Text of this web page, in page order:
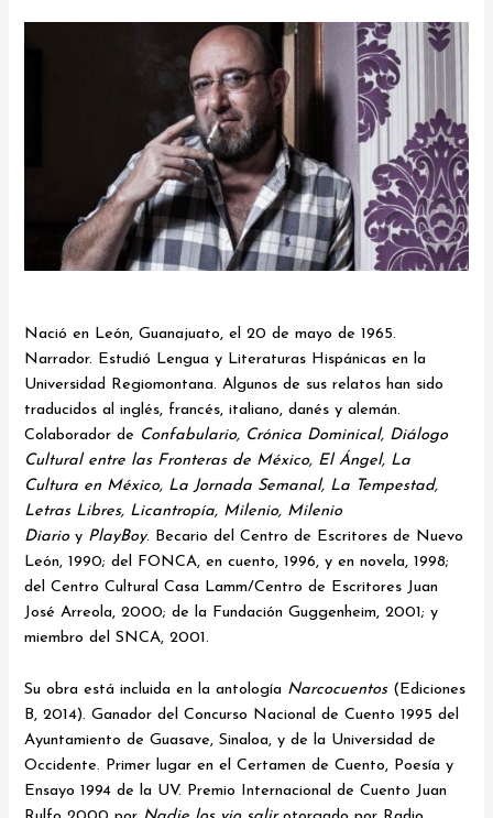
Nació en León, Guanajuato, el 20 de mayo de 1965.
Narrador. Estudió Lengua y Literaturas Hispánicas en la
Universidad Regiomontana. Algunos de sus relatos han sido
traducidos al inglés, francés, italiano, danés y alemán.
Colaborador de Confabulario, Crónica Dominical, Diálogo
Cultural entre las Fronteras de México, El Ángel, La
Cultura en México, La Jornada Semanal, La Tempestad,
Letras Libres, Licantropía, Milenio, Milenio
Diarioy PlayBoy. Becario del Centro de Escritores de Nuevo
León, 1990; del FONCA, en cuento, 1996, y en novela, 1998;
del Centro Cultural Casa Lamm/Centro de Escritores Juan
José Arreola, 2000; de la Fundación Guggenheim, 2001; y
miembro del SNCA, 2001.
Su obra está incluida en la antología Narcocuentos(Ediciones
B, 2014). Ganador del Concurso Nacional de Cuento 1995 del
Ayuntamiento de Guasave, Sinaloa, y de la Universidad de
Occidente. Primer lugar en el Certamen de Cuento, Poesía y
Ensayo 1994 de la UV. Premio Internacional de Cuento Juan